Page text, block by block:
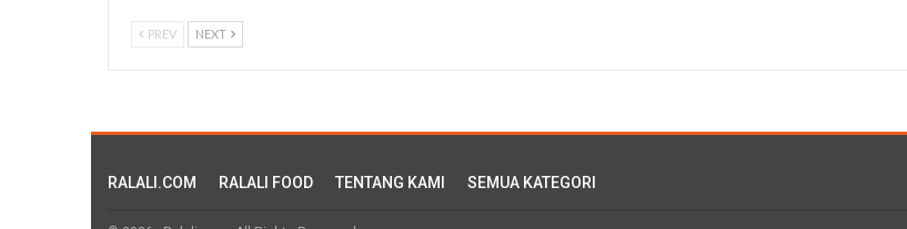
PREV NEXT
RALALI.COM RALALI FOOD TENTANG KAMI SEMUA KATEGORI